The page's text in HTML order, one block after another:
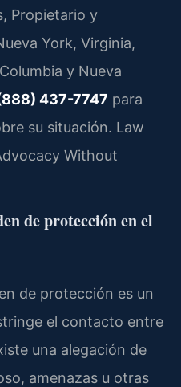
Propietario y
York, Virginia,
y Nueva
437-7747 para
su situación. Law
Without
de protección en el
de protección es un
el contacto entre
una alegación de
amenazas u otras